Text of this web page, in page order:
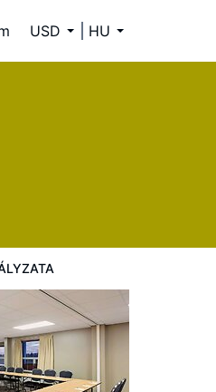
USD HU